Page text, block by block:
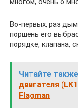
многом, очень о
Во-первых, раз дым
поршень его
порядке, клапана,
Читайте
двигателя
Flagman